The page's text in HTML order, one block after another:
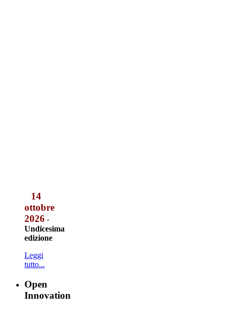
14
ottobre
2026 -
Undicesima
edizione
Leggi
tutto...
Open
Innovation